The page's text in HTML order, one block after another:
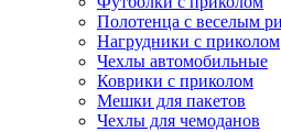
Полотенца с веселым
Нагрудники с приколом
Чехлы автомобильные
Коврики с приколом
Мешки для пакетов
Чехлы для чемоданов